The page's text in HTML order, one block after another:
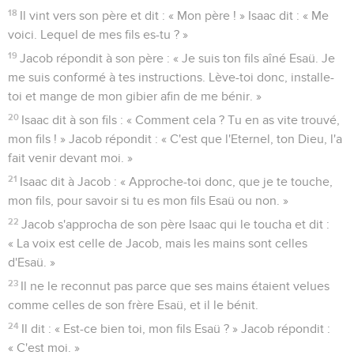
18 Il vint vers son père et dit : « Mon père ! » Isaac dit : « Me
voici. Lequel de mes fils es-tu ? »
19 Jacob répondit à son père : « Je suis ton fils aîné Esaü. Je
me suis conformé à tes instructions. Lève-toi donc, installe-
toi et mange de mon gibier afin de me bénir. »
20 Isaac dit à son fils : « Comment cela ? Tu en as vite trouvé,
mon fils ! » Jacob répondit : « C'est que l'Eternel, ton Dieu, l'a
fait venir devant moi. »
21 Isaac dit à Jacob : « Approche-toi donc, que je te touche,
mon fils, pour savoir si tu es mon fils Esaü ou non. »
22 Jacob s'approcha de son père Isaac qui le toucha et dit :
« La voix est celle de Jacob, mais les mains sont celles
d'Esaü. »
23 Il ne le reconnut pas parce que ses mains étaient velues
comme celles de son frère Esaü, et il le bénit.
24 Il dit : « Est-ce bien toi, mon fils Esaü ? » Jacob répondit :
« C'est moi. »